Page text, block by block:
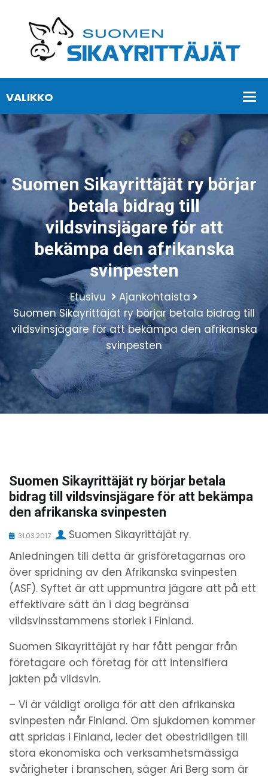
Suomen Sikayrittäjät ry börjar
betala bidrag till
vildsvinsjägare för att
bekämpa den afrikanska
svinpesten
Etusivu
Ajankohtaista
Suomen Sikayrittäjät ry börjar betala bidrag till
vildsvinsjägare för att bekämpa den afrikanska
svinpesten
Suomen Sikayrittäjät ry börjar betala
bidrag till vildsvinsjägare för att bekämpa
den afrikanska svinpesten
31.03.2017
Suomen Sikayrittäjät ry.
Anledningen till detta är grisföretagarnas oro
över spridning av den Afrikanska svinpesten
(ASF). Syftet är att uppmuntra jägare att på ett
effektivare sätt än i dag begränsa
vildsvinsstammens storlek i Finland.
Suomen Sikayrittäjät ry har fått pengar från
företagare och företag för att intensifiera
jakten på vildsvin.
– Vi är väldigt oroliga för att den afrikanska
svinpesten når Finland. Om sjukdomen kommer
att spridas i Finland, leder det obestridligen till
stora ekonomiska och verksamhetsmässiga
svårigheter i branschen, säger Ari Berg som är